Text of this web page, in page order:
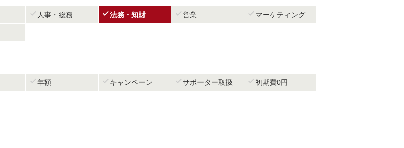
 人事・総務 法務・知財  営業  マーケティング
 年額  キャンペーン  サポーター取扱  初期費0円